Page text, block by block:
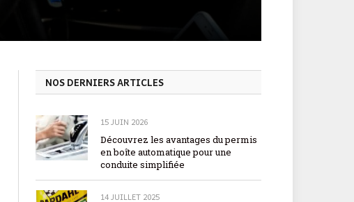
NOS DERNIERS ARTICLES
15 JUIN 2026
Découvrez les avantages du permis
en boîte automatique pour une
conduite simplifiée
14 JUILLET 2025